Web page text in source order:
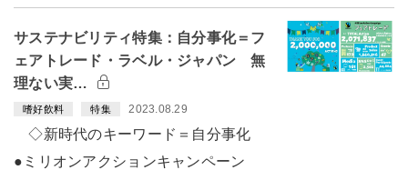
サステナビリティ特集：自分事化＝フ
ェアトレード・ラベル・ジャパン 無
理ない実…
嗜好飲料 特集 2023.08.29
◇新時代のキーワード＝自分事化
●ミリオンアクションキャンペーン